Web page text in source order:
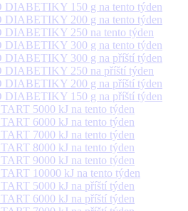
DIABETIKY 150 g na tento týden
DIABETIKY 200 g na tento týden
DIABETIKY 250 na tento týden
DIABETIKY 300 g na tento týden
DIABETIKY 300 g na příští týden
DIABETIKY 250 na příští týden
DIABETIKY 200 g na příští týden
DIABETIKY 150 g na příští týden
5000 kJ na tento týden
6000 kJ na tento týden
7000 kJ na tento týden
8000 kJ na tento týden
9000 kJ na tento týden
10000 kJ na tento týden
5000 kJ na příští týden
6000 kJ na příští týden